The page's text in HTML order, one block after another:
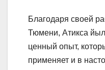
Благодаря своей
Тюмени, Атикса
ценный опыт,
применяет и в